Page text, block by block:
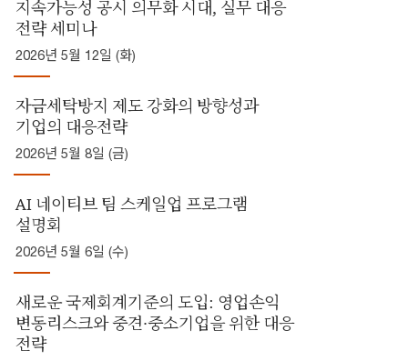
지속가능성 공시 의무화 시대, 실무 대응
전략 세미나
2026년 5월 12일 (화)
자금세탁방지 제도 강화의 방향성과
기업의 대응전략
2026년 5월 8일 (금)
AI 네이티브 팀 스케일업 프로그램
설명회
2026년 5월 6일 (수)
새로운 국제회계기준의 도입: 영업손익
변동리스크와 중견·중소기업을 위한 대응
전략